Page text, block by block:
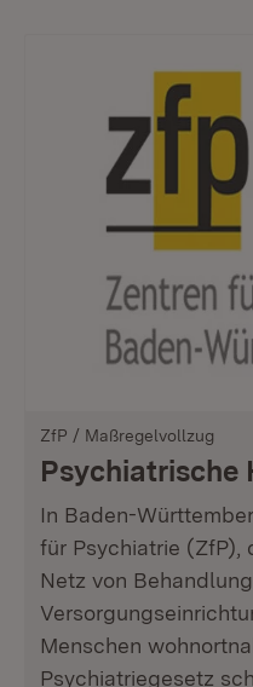
ZfP / Maßregelvollzug
Psychiatrische
In Baden-
für Psychiatrie (ZfP),
Netz von
Menschen
Psychiatriegesetz